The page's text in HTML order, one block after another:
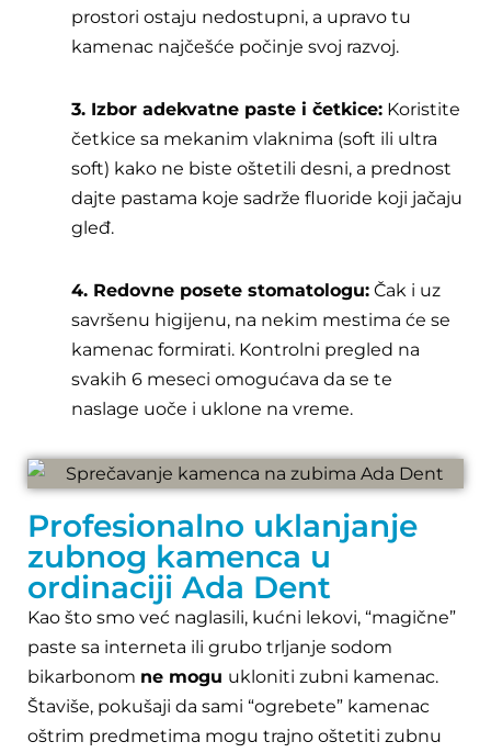
prostori ostaju nedostupni, a upravo tu
kamenac najčešće počinje svoj razvoj.
3. Izbor adekvatne paste i četkice: Koristite
četkice sa mekanim vlaknima (soft ili ultra
soft) kako ne biste oštetili desni, a prednost
dajte pastama koje sadrže fluoride koji jačaju
gleđ.
4. Redovne posete stomatologu: Čak i uz
savršenu higijenu, na nekim mestima će se
kamenac formirati. Kontrolni pregled na
svakih 6 meseci omogućava da se te
naslage uoče i uklone na vreme.
Profesionalno uklanjanje
zubnog kamenca u
ordinaciji Ada Dent
Kao što smo već naglasili, kućni lekovi, “magične”
paste sa interneta ili grubo trljanje sodom
bikarbonom ne mogu ukloniti zubni kamenac.
Štaviše, pokušaji da sami “ogrebete” kamenac
oštrim predmetima mogu trajno oštetiti zubnu